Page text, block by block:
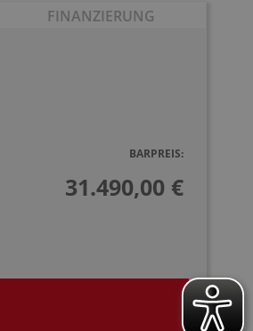
FINANZIERUNG
BARPREIS:
31.490,00 €